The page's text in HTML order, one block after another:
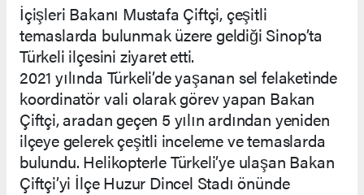
İçişleri Bakanı Mustafa Çiftçi, çeşitli
temaslarda bulunmak üzere geldiği Sinop’ta
Türkeli ilçesini ziyaret etti.
2021 yılında Türkeli’de yaşanan sel felaketinde
koordinatör vali olarak görev yapan Bakan
Çiftçi, aradan geçen 5 yılın ardından yeniden
ilçeye gelerek çeşitli inceleme ve temaslarda
bulundu. Helikopterle Türkeli’ye ulaşan Bakan
Çiftçi’yi İlçe Huzur Dincel Stadı önünde